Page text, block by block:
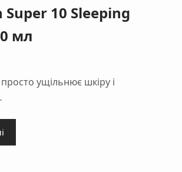
Super 10 Sleeping
мл
ущільнює шкіру і